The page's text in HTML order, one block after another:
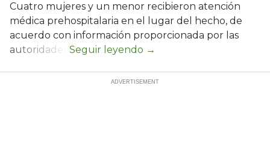
Cuatro mujeres y un menor recibieron atención
médica prehospitalaria en el lugar del hecho, de
acuerdo con información proporcionada por las
autoridades.